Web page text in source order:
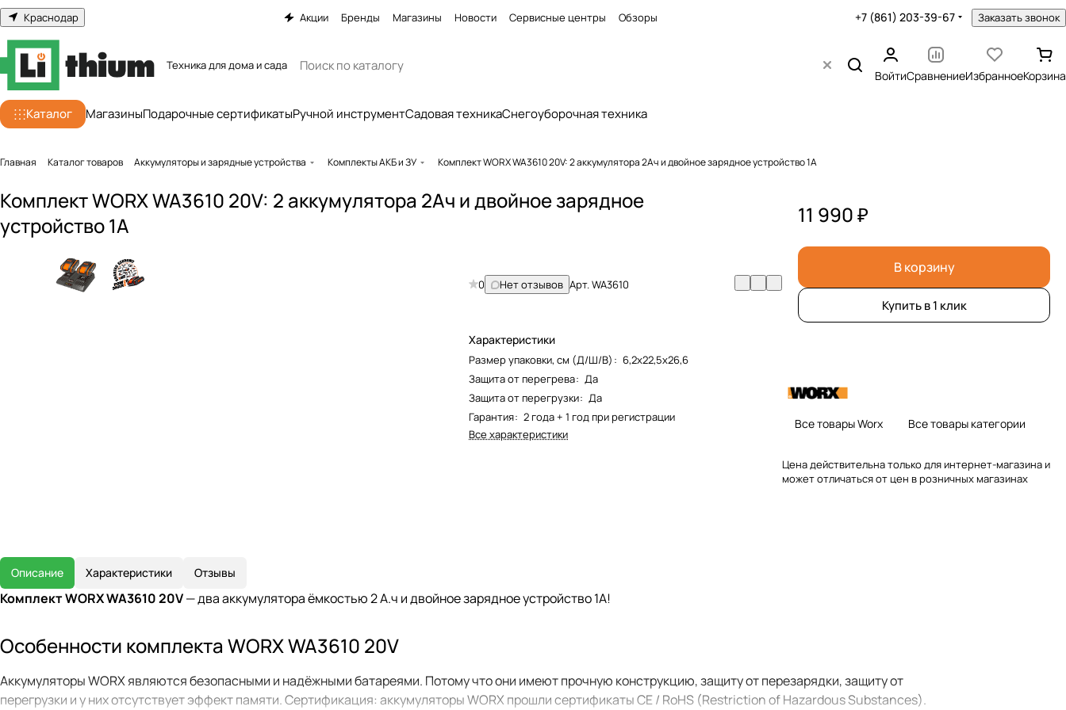
Краснодар Акции Бренды Магазины Новости Сервисные центры Обзоры +7 (861) 203-39-67 Заказать звонок
Техника для дома и сада
ВойтиСравнениеИзбранноеКорзина
Каталог МагазиныПодарочные сертификатыРучной инструментСадовая техникаСнегоуборочная техника
Главная Каталог товаров Аккумуляторы и зарядные устройства Комплекты АКБ и ЗУ Комплект WORX WA3610 20V: 2 аккумулятора 2Ач и двойное зарядное устройство 1А
Комплект WORX WA3610 20V: 2 аккумулятора 2Ач и двойное зарядное
устройство 1А
0 Нет отзывов Арт.WA3610
Характеристики
Размер упаковки, см (Д/Ш/В) : 6,2х22,5х26,6
Защита от перегрева: Да
Защита от перегрузки: Да
Гарантия: 2 года + 1 год при регистрации
Все характеристики
11 990 ₽
В корзину
Купить в 1 клик
Все товары Worx Все товары категории
Цена действительна только для интернет-магазина и
может отличаться от цен в розничных магазинах
Описание Характеристики Отзывы
Комплект WORX WA3610 20V— два аккумулятора ёмкостью 2 А.ч и двойное зарядное устройство 1А!
Особенности комплекта WORX WA3610 20V
Аккумуляторы WORX являются безопасными и надёжными батареями. Потому что они имеют прочную конструкцию, защиту от перезарядки, защиту от
перегрузки и у них отсутствует эффект памяти. Сертификация: аккумуляторы WORX прошли сертификаты CE / RoHS (Restriction of Hazardous Substances).